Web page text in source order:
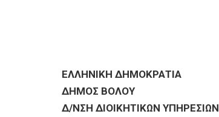
ΕΠΙΧΕΙΡΗΣΕΙΣ
ΕΛΛΗΝΙΚΗ ΔΗΜΟΚΡΑΤΙΑ
ΔΗΜΟΣ ΒΟΛΟΥ
Δ/ΝΣΗ ΔΙΟΙΚΗΤΙΚΩΝ ΥΠΗΡΕΣΙΩΝ